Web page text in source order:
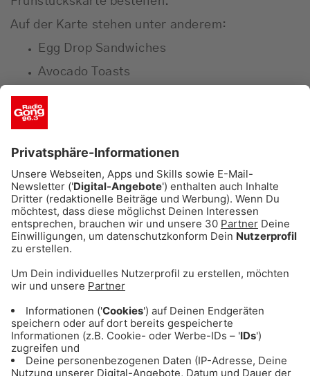
Auf der Karte stehen unter anderem:
Egg Drop Sandwiches
Avocado Toasts
Bowls
Frisch gebackene Waffeln
Spätaufsteher
Remote Worker
Brunch-Dates